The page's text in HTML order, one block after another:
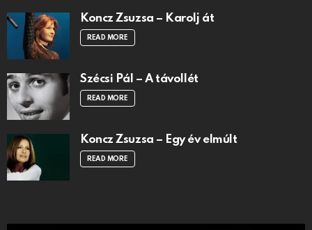
Koncz Zsuzsa – Karolj át
READ MORE
Szécsi Pál – A távollét
READ MORE
Koncz Zsuzsa – Egy év elmúlt
READ MORE